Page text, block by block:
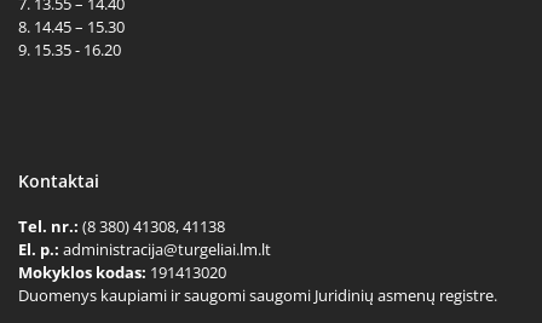
8. 14.45 – 15.30
9. 15.35 - 16.20
Kontaktai
Tel. nr.: (8 380) 41308, 41138
El. p.: administracija@turgeliai.lm.lt
Mokyklos kodas: 191413020
Duomenys kaupiami ir saugomi saugomi Juridinių asmenų registre.